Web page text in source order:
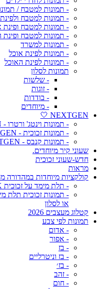
- תמונות למטבח /
- תמונות למטבח
- תמונות למטבח ופינת
- תמונות למטבח ופינת
- תמונות למשרד
- תמונות לפינת אוכל
- תמונות לפינת האוכל
תמונות לסלון
- שלשות
- זוגות
- בודדות
- מיוחדים
NEXTGEN 🤍
- תמונות וינטג' ורטרו - NEXTGEN
- תמונות זכוכית - NEXTGEN
- תמונות קנבס - NEXTGEN
שעוני קיר מיוחדים.
חדש-שעוני זכוכית
מראות
קולקציות מיוחדות במהדורה
- תלת מימד על זכוכית 4K
- תמונות זכוכית תלת
או לסלון
קטלוג מעצבים 2026
תמונות לפי צבע
- אדום
- אפור
- בז
- בז וניטרליים
- בז׳
- זהב
- חום